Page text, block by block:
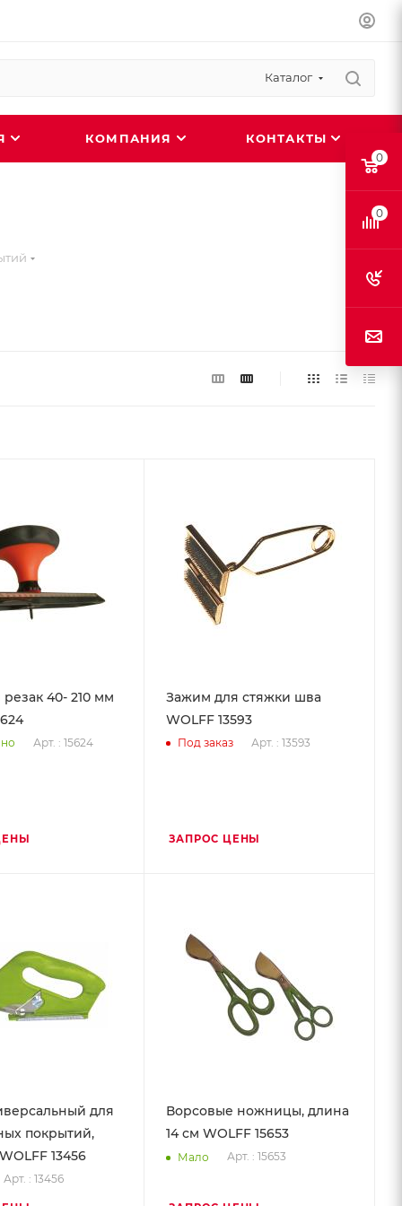
Каталог
КОМПАНИЯ КОНТАКТЫ
40- 210 мм
Арт. : 15624
Зажим для стяжки шва
WOLFF 13593
Под заказ Арт. : 13593
ЗАПРОС ЦЕНЫ
для
покрытий,
13456
Арт. : 13456
Ворсовые ножницы, длина
14 см WOLFF 15653
Мало Арт. : 15653
0
0